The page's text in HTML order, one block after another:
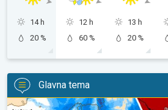
14 h
20 %
12 h
60 %
13 h
20 %
Glavna tema
Početkom naredne sedmice ponovo